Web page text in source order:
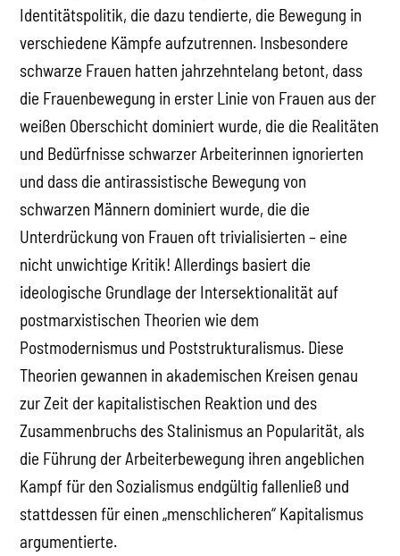
Identitätspolitik, die dazu tendierte, die Bewegung in
verschiedene Kämpfe aufzutrennen. Insbesondere
schwarze Frauen hatten jahrzehntelang betont, dass
die Frauenbewegung in erster Linie von Frauen aus der
weißen Oberschicht dominiert wurde, die die Realitäten
und Bedürfnisse schwarzer Arbeiterinnen ignorierten
und dass die antirassistische Bewegung von
schwarzen Männern dominiert wurde, die die
Unterdrückung von Frauen oft trivialisierten – eine
nicht unwichtige Kritik! Allerdings basiert die
ideologische Grundlage der Intersektionalität auf
postmarxistischen Theorien wie dem
Postmodernismus und Poststrukturalismus. Diese
Theorien gewannen in akademischen Kreisen genau
zur Zeit der kapitalistischen Reaktion und des
Zusammenbruchs des Stalinismus an Popularität, als
die Führung der Arbeiterbewegung ihren angeblichen
Kampf für den Sozialismus endgültig fallenließ und
stattdessen für einen „menschlicheren“ Kapitalismus
argumentierte.